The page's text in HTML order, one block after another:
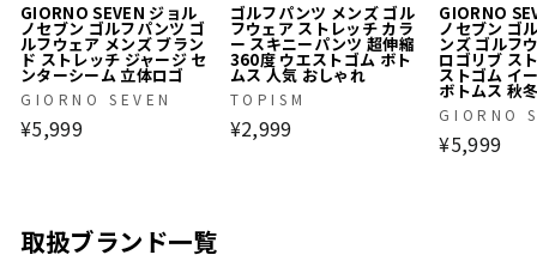
GIORNO SEVEN ジョル
ノセブン ゴルフパンツ ゴ
ルフウェア メンズ ブラン
ド ストレッチ ジャージ セ
ンターシーム 立体ロゴ
GIORNO SEVEN
¥5,999
ゴルフパンツ メンズ ゴル
フウェア ストレッチ カラ
ー スキニーパンツ 超伸縮
360度 ウエストゴム ボト
ムス 人気 おしゃれ
TOPISM
¥2,999
GIORNO
ノセブン ゴ
ンズ ゴルフ
ロゴリブ ス
ストゴム イ
ボトムス 秋
GIORNO
¥5,999
取扱ブランド一覧